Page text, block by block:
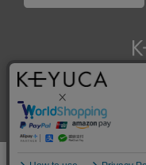
Copyright ©